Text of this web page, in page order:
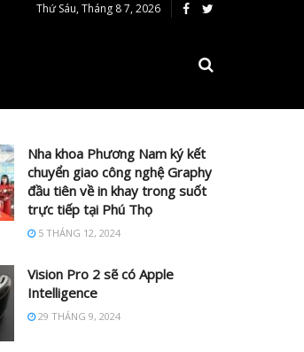
Thứ Sáu, Tháng 8 7, 2026
Nha khoa Phương Nam ký kết
chuyển giao công nghệ Graphy
đầu tiên về in khay trong suốt
trực tiếp tại Phú Thọ
5 THÁNG 12, 2024
Vision Pro 2 sẽ có Apple
Intelligence
29 THÁNG 9, 2024